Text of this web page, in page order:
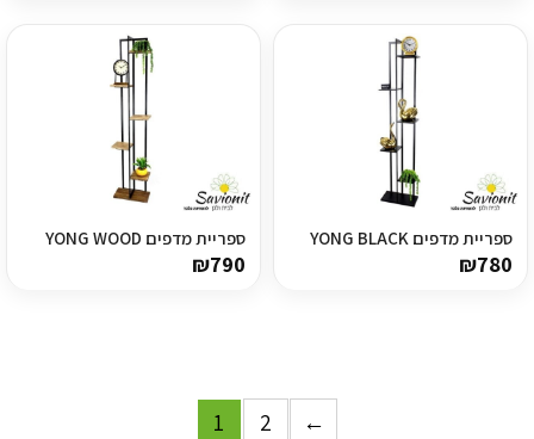
ספריית מדפים YONG BLACK
₪780
ספריית מדפים YONG WOOD
₪790
1 2 ←